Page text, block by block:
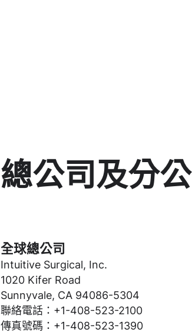
總公司及分
全球總公司
Intuitive Surgical, Inc.
1020 Kifer Road
Sunnyvale, CA 94086-5304
聯絡電話：+1-408-523-2100
傳真號碼：+1-408-523-1390